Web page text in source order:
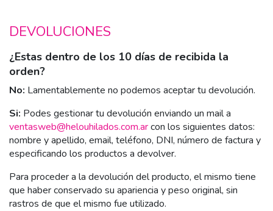
DEVOLUCIONES
¿Estas dentro de los 10 días de recibida la
orden?
No: Lamentablemente no podemos aceptar tu devolución.
Si: Podes gestionar tu devolución enviando un mail a
ventasweb@helouhilados.com.arcon los siguientes datos:
nombre y apellido, email, teléfono, DNI, número de factura y
especificando los productos a devolver.
Para proceder a la devolución del producto, el mismo tiene
que haber conservado su apariencia y peso original, sin
rastros de que el mismo fue utilizado.